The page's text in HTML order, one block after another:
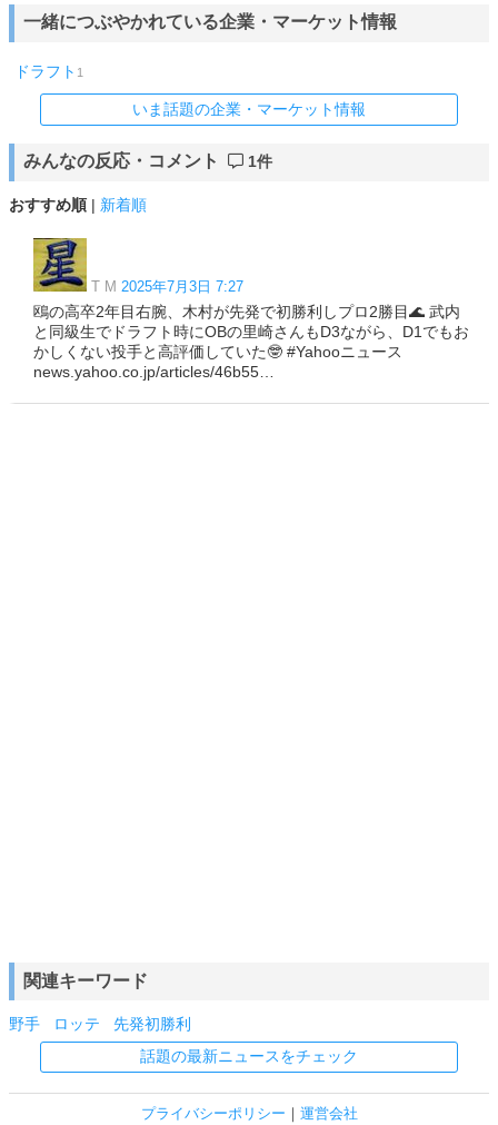
一緒につぶやかれている企業・マーケット情報
ドラフト 1
いま話題の企業・マーケット情報
みんなの反応・コメント 1件
おすすめ順 | 新着順
T M 2025年7月3日 7:27
鴎の高卒2年目右腕、木村が先発で初勝利しプロ2勝目🌊 武内
と同級生でドラフト時にOBの里崎さんもD3ながら、D1でもお
かしくない投手と高評価していた🤓 #Yahooニュース
news.yahoo.co.jp/articles/46b55…
関連キーワード
野手 ロッテ
先発初勝利
話題の最新ニュースをチェック
プライバシーポリシー ｜ 運営会社